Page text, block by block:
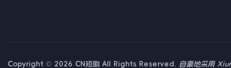
Copyright © 2026 CN短剧 All Rights Reserved. 自豪地采用